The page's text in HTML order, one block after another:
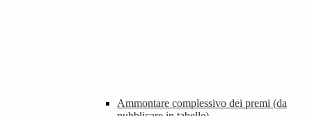
Ammontare complessivo dei premi (da